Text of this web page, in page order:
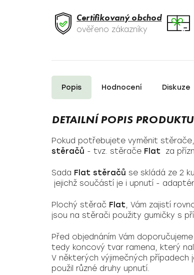
Certifikovaný obchod
ověřeno zákazníky
Popis Hodnocení Diskuze
Pokud potřebujete vyměnit stěrače,
stěračů - tvz. stěrače Flat za
Sada Flat stěračů se skládá ze 2
jejichž součástí je i upnutí -
Plochý stěrač Flat, Vám zajistí
jsou na stěrači použity gumičky s
Před objednáním Vám
tedy koncový tvar ramena, který
V některých výjimečných
použil různé druhy upnutí.